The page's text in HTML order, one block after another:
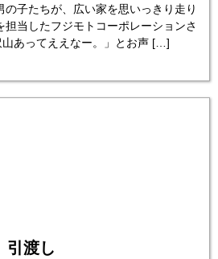
の子たちが、広い家を思いっきり走り
担当したフジモトコーポレーションさ
山あってええなー。」とお声 […]
渡し